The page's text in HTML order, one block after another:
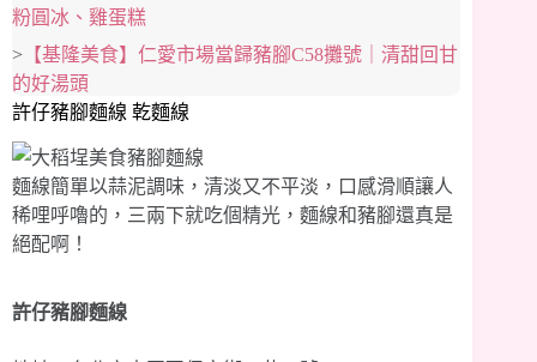
粉圓冰、雞蛋糕
> 【基隆美食】仁愛市場當歸豬腳C58攤號｜清甜回甘
的好湯頭
許仔豬腳麵線 乾麵線
麵線簡單以蒜泥調味，清淡又不平淡，口感滑順讓人
稀哩呼嚕的，三兩下就吃個精光，麵線和豬腳還真是
絕配啊！
許仔豬腳麵線